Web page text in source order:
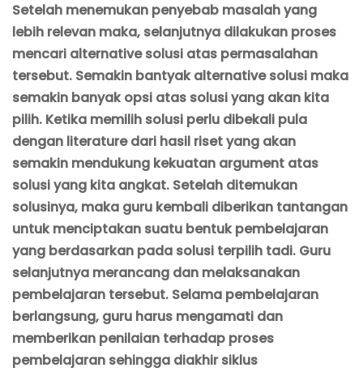
Setelah menemukan penyebab masalah yang
lebih relevan maka, selanjutnya dilakukan proses
mencari alternative solusi atas permasalahan
tersebut. Semakin bantyak alternative solusi maka
semakin banyak opsi atas solusi yang akan kita
pilih. Ketika memilih solusi perlu dibekali pula
dengan literature dari hasil riset yang akan
semakin mendukung kekuatan argument atas
solusi yang kita angkat. Setelah ditemukan
solusinya, maka guru kembali diberikan tantangan
untuk menciptakan suatu bentuk pembelajaran
yang berdasarkan pada solusi terpilih tadi. Guru
selanjutnya merancang dan melaksanakan
pembelajaran tersebut. Selama pembelajaran
berlangsung, guru harus mengamati dan
memberikan penilaian terhadap proses
pembelajaran sehingga diakhir siklus